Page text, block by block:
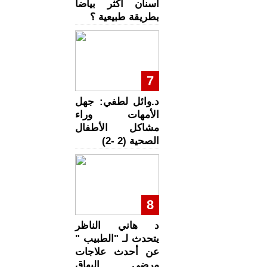
أسنان أكثر بياضا
بطريقة طبيعية ؟
7
د.وائل لطفي: جهل
الأمهات وراء
مشاكل الأطفال
الصحية (2 -2)
8
د هاني الناظر
يتحدث لـ "الطبيب "
عن أحدث علاجات